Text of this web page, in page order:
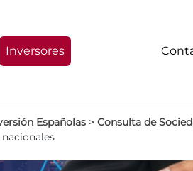
Inversores
Españolas > Consulta de
nacionales